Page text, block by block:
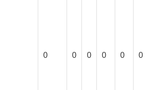
0 0 0 0 0 0